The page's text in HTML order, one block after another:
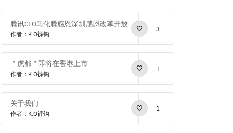
腾讯CEO马化腾感恩深圳感恩改革开放
作者：K.O裤钩
3
＂虎都＂即将在香港上市
作者：K.O裤钩
1
关于我们
作者：K.O裤钩
1